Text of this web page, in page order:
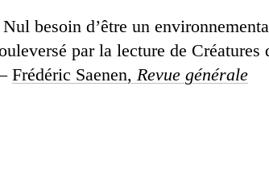
Nul besoin d’être un
par la lecture de Créatures
Frédéric Saenen, Revue générale